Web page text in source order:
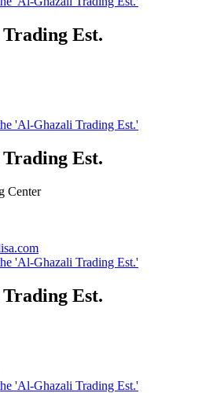
Est.
'Al-Ghazali Trading Est.'
Est.
Center
'Al-Ghazali Trading Est.'
Est.
'Al-Ghazali Trading Est.'